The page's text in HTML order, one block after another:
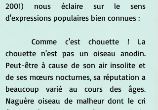
2001) nous éclaire sur le sens
d'expressions populaires bien connues :
Comme c'est chouette ! La
chouette n'est pas un oiseau anodin.
Peut-être à cause de son air insolite et
de ses mœurs nocturnes, sa réputation a
beaucoup varié au cours des âges.
Naguère oiseau de malheur dont le cri